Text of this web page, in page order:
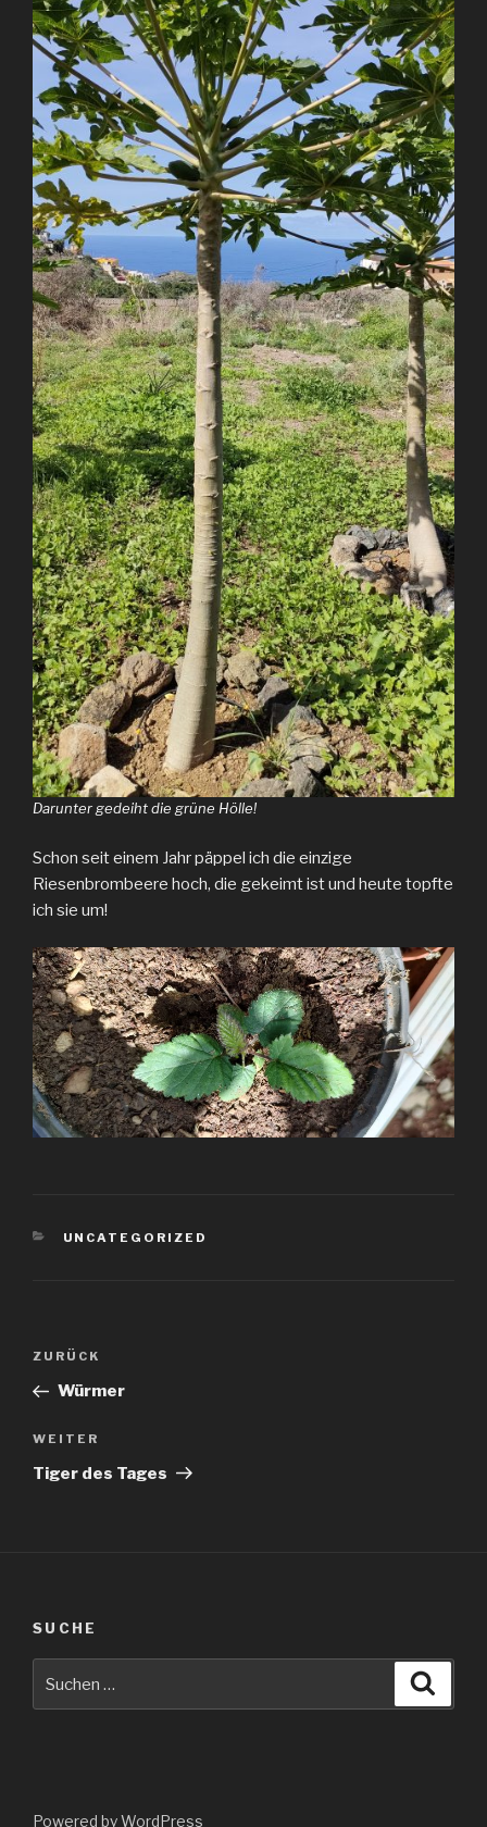
Darunter gedeiht die grüne Hölle!
Schon seit einem Jahr päppel ich die einzige
Riesenbrombeere hoch, die gekeimt ist und heute topfte
ich sie um!
KATEGORIEN
UNCATEGORIZED
Beitragsnavigation
Vorheriger
Beitrag
ZURÜCK
Würmer
Nächster
Beitrag
WEITER
Tiger des Tages
SUCHE
nach:
Powered by WordPress